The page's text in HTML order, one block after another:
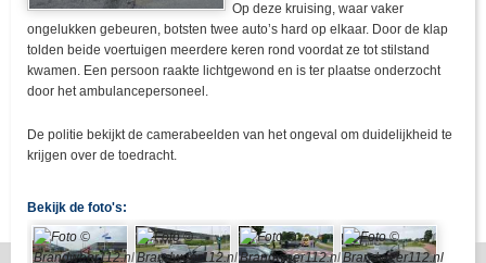
Op deze kruising, waar vaker
ongelukken gebeuren, botsten twee auto’s hard op elkaar. Door de klap
tolden beide voertuigen meerdere keren rond voordat ze tot stilstand
kwamen. Een persoon raakte lichtgewond en is ter plaatse onderzocht
door het ambulancepersoneel.
De politie bekijkt de camerabeelden van het ongeval om duidelijkheid te
krijgen over de toedracht.
Bekijk de foto's: